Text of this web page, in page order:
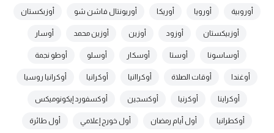
أوروبية أورويا أوريكا أوريونتال فاشن شو أوزبكستان
أوزبيكستان أوزود أوزين أوزين محمد أوسار
أوساسونا أوستا أوسكار أوسلو أوطو نجمة
أوغندا أوقات الصلاة أوكراانيا أوكرانيا أوكرانيا روسيا
أوكراينا أوكرنيا أوكسجين أوكسفورد إيكونوميكس
أوكطرانيا أول أيام رمضان أول خورج إعلامي أول طائرة